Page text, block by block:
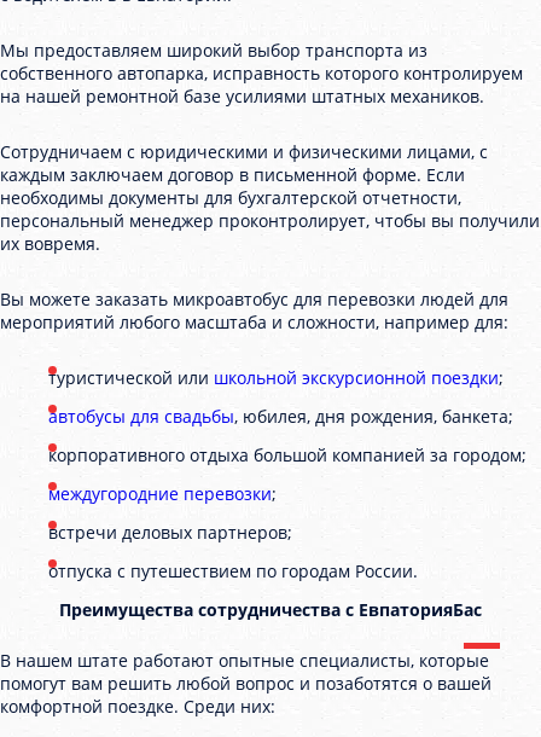
Мы предоставляем широкий выбор транспорта из
собственного автопарка, исправность которого контролируем
на нашей ремонтной базе усилиями штатных механиков.
Сотрудничаем с юридическими и физическими лицами, с
каждым заключаем договор в письменной форме. Если
необходимы документы для бухгалтерской отчетности,
персональный менеджер проконтролирует, чтобы вы получили
их вовремя.
Вы можете заказать микроавтобус для перевозки людей для
мероприятий любого масштаба и сложности, например для:
туристической или школьной экскурсионной поездки;
автобусы для свадьбы, юбилея, дня рождения, банкета;
корпоративного отдыха большой компанией за городом;
междугородние перевозки;
встречи деловых партнеров;
отпуска с путешествием по городам России.
Преимущества сотрудничества с ЕвпаторияБас
В нашем штате работают опытные специалисты, которые
помогут вам решить любой вопрос и позаботятся о вашей
комфортной поездке. Среди них: